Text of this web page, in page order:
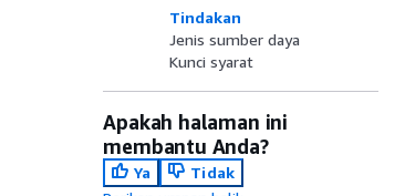
Tindakan
Jenis sumber daya
Kunci syarat
Apakah halaman ini
membantu Anda?
Ya
Tidak